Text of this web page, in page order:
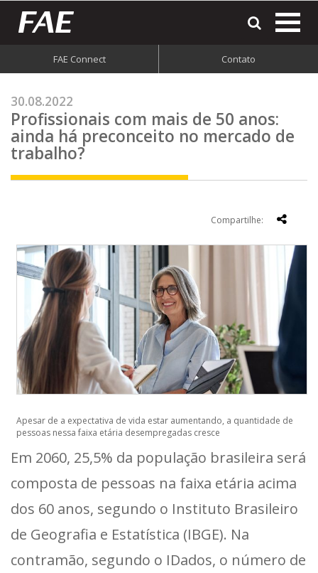
FAE Connect Contato
30.08.2022
Profissionais com mais de 50 anos:
ainda há preconceito no mercado de
trabalho?
Compartilhe:
Apesar de a expectativa de vida estar aumentando, a quantidade de
pessoas nessa faixa etária desempregadas cresce
Em 2060, 25,5% da população brasileira será
composta de pessoas na faixa etária acima
dos 60 anos, segundo o Instituto Brasileiro
de Geografia e Estatística (IBGE). Na
contramão, segundo o IDados, o número de